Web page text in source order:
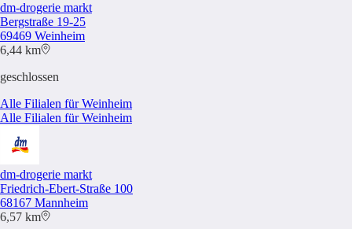
dm-drogerie markt
Bergstraße 19-25
69469 Weinheim
6,44 km
geschlossen
Alle Filialen für Weinheim
Alle Filialen für Weinheim
dm-drogerie markt
Friedrich-Ebert-Straße 100
68167 Mannheim
6,57 km